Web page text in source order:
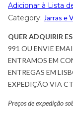
Adicionar à Lista
Category: Jarras e
QUER ADQUIRIR
991 OU ENVIE
ENTRAMOS EM
ENTREGAS EM
EXPEDIÇÃO VIA
Preços de expedição